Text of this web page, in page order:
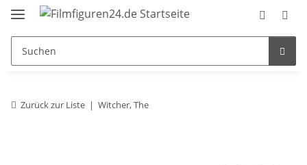
Zurück zur Liste Witcher, The